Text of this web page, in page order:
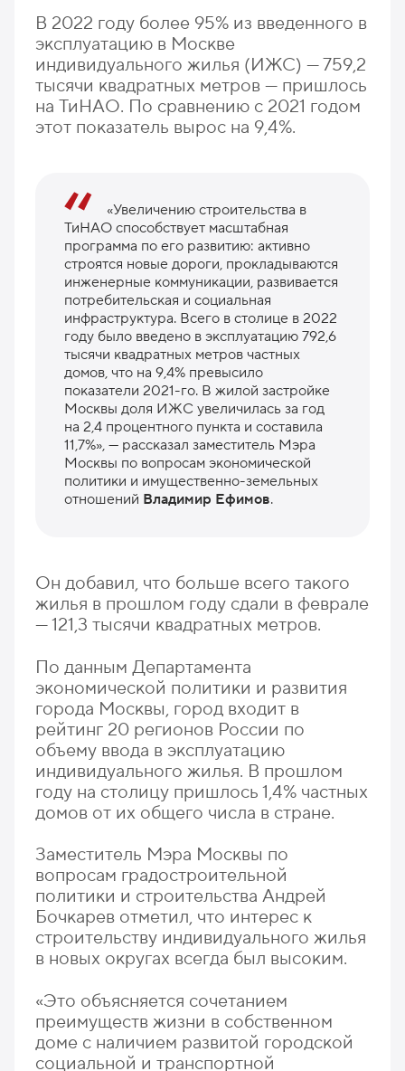
В 2022 году более 95% из введенного в
эксплуатацию в Москве
индивидуального жилья (ИЖС) — 759,2
тысячи квадратных метров — пришлось
на ТиНАО. По сравнению с 2021 годом
этот показатель вырос на 9,4%.
«Увеличению строительства в
ТиНАО способствует масштабная
программа по его развитию: активно
строятся новые дороги, прокладываются
инженерные коммуникации, развивается
потребительская и социальная
инфраструктура. Всего в столице в 2022
году было введено в эксплуатацию 792,6
тысячи квадратных метров частных
домов, что на 9,4% превысило
показатели 2021-го. В жилой застройке
Москвы доля ИЖС увеличилась за год
на 2,4 процентного пункта и составила
11,7%», — рассказал заместитель Мэра
Москвы по вопросам экономической
политики и имущественно-земельных
отношений Владимир Ефимов.
Он добавил, что больше всего такого
жилья в прошлом году сдали в феврале
— 121,3 тысячи квадратных метров.
По данным Департамента
экономической политики и развития
города Москвы, город входит в
рейтинг 20 регионов России по
объему ввода в эксплуатацию
индивидуального жилья. В прошлом
году на столицу пришлось 1,4% частных
домов от их общего числа в стране.
Заместитель Мэра Москвы по
вопросам градостроительной
политики и строительства Андрей
Бочкарев отметил, что интерес к
строительству индивидуального жилья
в новых округах всегда был высоким.
«Это объясняется сочетанием
преимуществ жизни в собственном
доме с наличием развитой городской
социальной и транспортной